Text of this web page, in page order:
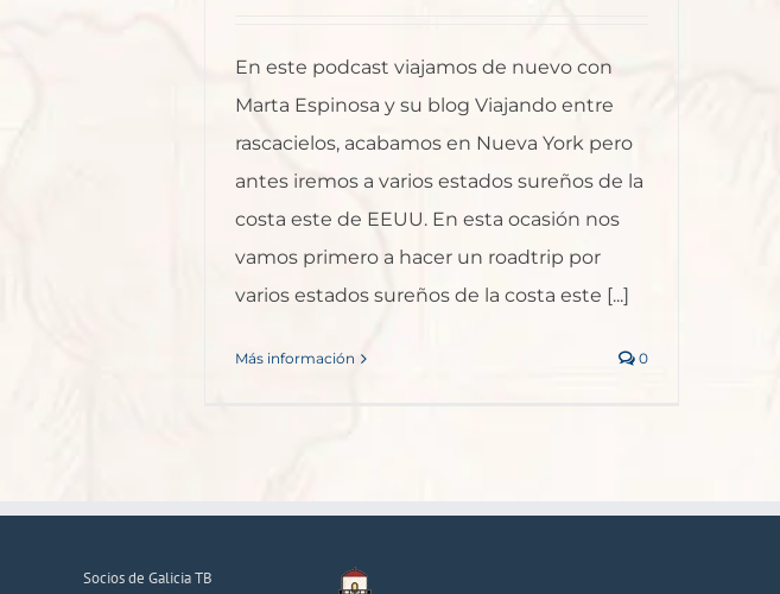
En este podcast viajamos de nuevo con
Marta Espinosa y su blog Viajando entre
rascacielos, acabamos en Nueva York pero
antes iremos a varios estados sureños de la
costa este de EEUU. En esta ocasión nos
vamos primero a hacer un roadtrip por
varios estados sureños de la costa este [...]
Más información 0
Socios de Galicia TB